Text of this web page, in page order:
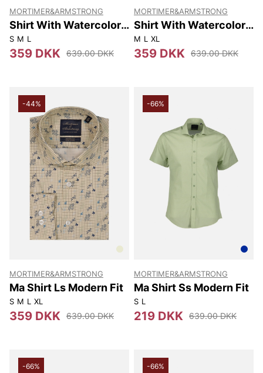
MORTIMER&ARMSTRONG
Shirt With Watercolor
Leaves Modern Fit
S M L
359 DKK 639.00 DKK
MORTIMER&ARMSTRONG
Shirt With Watercolor
Leaves Slim Fit
M L XL
359 DKK 639.00 DKK
-44%
MORTIMER&ARMSTRONG
Ma Shirt Ls Modern Fit
S M L XL
359 DKK 639.00 DKK
-66%
MORTIMER&ARMSTRONG
Ma Shirt Ss Modern Fit
S L
219 DKK 639.00 DKK
-66% -66%